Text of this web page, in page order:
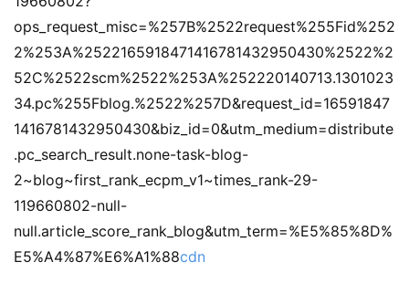
ops_request_misc=%257B%2522request%255Fid%252
2%253A%2522165918471416781432950430%2522%2
52C%2522scm%2522%253A%252220140713.1301023
34.pc%255Fblog.%2522%257D&request_id=16591847
1416781432950430&biz_id=0&utm_medium=distribute
.pc_search_result.none-task-blog-
2~blog~first_rank_ecpm_v1~times_rank-29-
119660802-null-
null.article_score_rank_blog&utm_term=%E5%85%8D%
E5%A4%87%E6%A1%88cdn